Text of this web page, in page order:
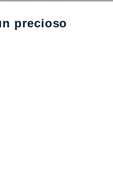
precioso